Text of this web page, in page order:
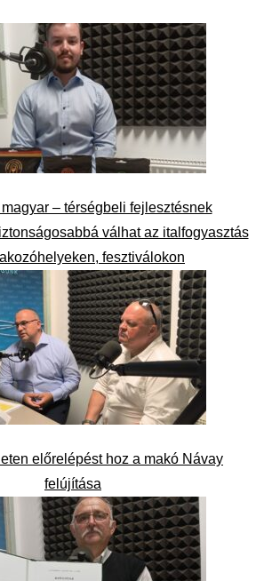
– térségbeli fejlesztésnek
válhat az italfogyasztás
fesztiválokon
előrelépést hoz a makó Návay
felújítása